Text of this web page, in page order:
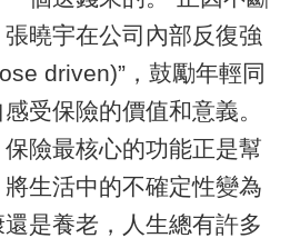
曉宇在公司內部反復強
driven)”，鼓勵年輕同
受保險的價值和意義。
險最核心的功能正是幫
生活中的不確定性變為
是養老，人生總有許多